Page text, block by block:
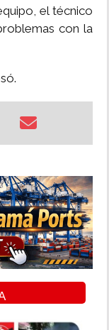
el técnico
con la